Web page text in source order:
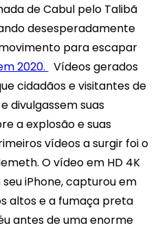
de Cabul pelo Talibã
desesperadamente
para escapar
2020. Vídeos gerados
cidadãos e visitantes de
divulgassem suas
a explosão e suas
vídeos a surgir foi o
O vídeo em HD 4K
iPhone, capturou em
altos e a fumaça preta
antes de uma enorme